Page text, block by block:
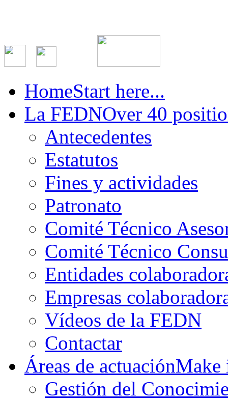
HomeStart here...
La FEDNOver 40
Antecedentes
Estatutos
Fines y actividades
Patronato
Comité Técnico
Comité Técnico
Entidades
Empresas
Vídeos de la FEDN
Contactar
Áreas de actuación
Gestión del